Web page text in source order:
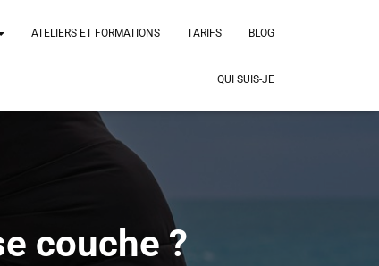
ATELIERS ET FORMATIONS TARIFS BLOG
QUI SUIS-JE
couche ?